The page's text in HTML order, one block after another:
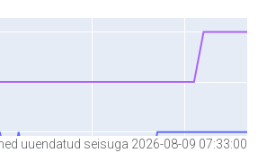
uuendatud seisuga 2026-08-09 07:33:00